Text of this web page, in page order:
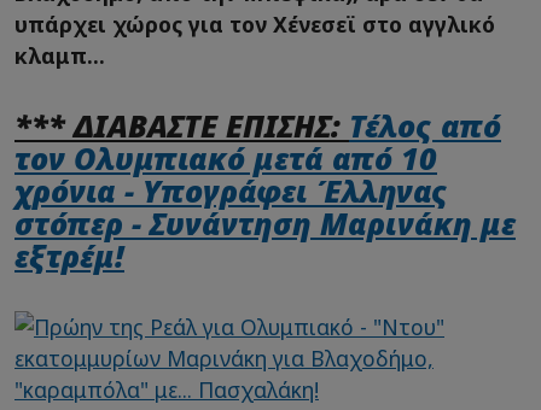
υπάρχει χώρος για τον Χένεσεϊ στο αγγλικό
κλαμπ...
*** ΔΙΑΒΑΣΤΕ ΕΠΙΣΗΣ: Τέλος από
τον Ολυμπιακό μετά από 10
χρόνια - Υπογράφει Έλληνας
στόπερ - Συνάντηση Μαρινάκη με
εξτρέμ!